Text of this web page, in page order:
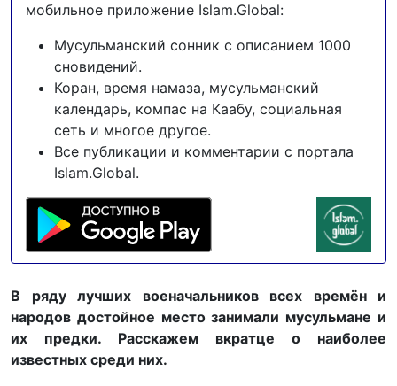
мобильное приложение Islam.Global:
Мусульманский сонник с описанием 1000
сновидений.
Коран, время намаза, мусульманский
календарь, компас на Каабу, социальная
сеть и многое другое.
Все публикации и комментарии с портала
Islam.Global.
В ряду лучших военачальников всех времён и
народов достойное место занимали мусульмане и
их предки. Расскажем вкратце о наиболее
известных среди них.